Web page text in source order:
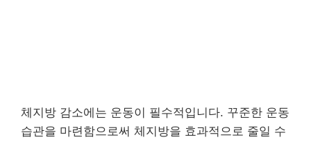
체지방 감소에는 운동이 필수적입니다. 꾸준한 운동
습관을 마련함으로써 체지방을 효과적으로 줄일 수